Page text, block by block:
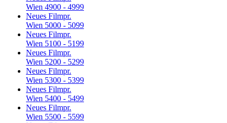
Wien 4900 - 4999
Neues Filmpr.
Wien 5000 - 5099
Neues Filmpr.
Wien 5100 - 5199
Neues Filmpr.
Wien 5200 - 5299
Neues Filmpr.
Wien 5300 - 5399
Neues Filmpr.
Wien 5400 - 5499
Neues Filmpr.
Wien 5500 - 5599